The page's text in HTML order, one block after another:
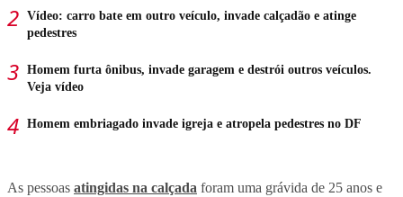
Vídeo: carro bate em outro veículo, invade calçadão e atinge
pedestres
Homem furta ônibus, invade garagem e destrói outros veículos.
Veja vídeo
Homem embriagado invade igreja e atropela pedestres no DF
As pessoas atingidas na calçada foram uma grávida de 25 anos e